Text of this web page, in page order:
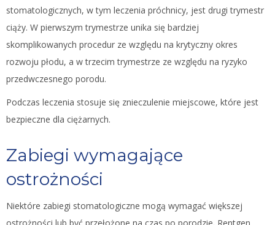
stomatologicznych, w tym leczenia próchnicy, jest drugi trymestr
ciąży. W pierwszym trymestrze unika się bardziej
skomplikowanych procedur ze względu na krytyczny okres
rozwoju płodu, a w trzecim trymestrze ze względu na ryzyko
przedwczesnego porodu.
Podczas leczenia stosuje się znieczulenie miejscowe, które jest
bezpieczne dla ciężarnych.
Zabiegi wymagające
ostrożności
Niektóre zabiegi stomatologiczne mogą wymagać większej